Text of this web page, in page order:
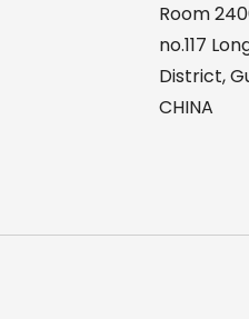
Room
no.117
District,
CHINA